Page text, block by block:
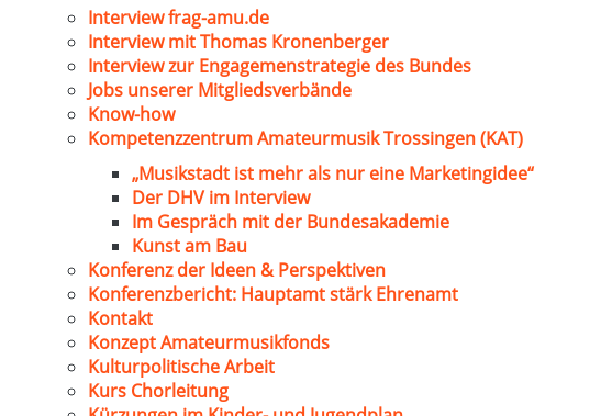
Interview frag-amu.de
Interview mit Thomas Kronenberger
Interview zur Engagemenstrategie des Bundes
Jobs unserer Mitgliedsverbände
Know-how
Kompetenzzentrum Amateurmusik Trossingen (KAT)
„Musikstadt ist mehr als nur eine Marketingidee“
Der DHV im Interview
Im Gespräch mit der Bundesakademie
Kunst am Bau
Konferenz der Ideen & Perspektiven
Konferenzbericht: Hauptamt stärk Ehrenamt
Kontakt
Konzept Amateurmusikfonds
Kulturpolitische Arbeit
Kurs Chorleitung